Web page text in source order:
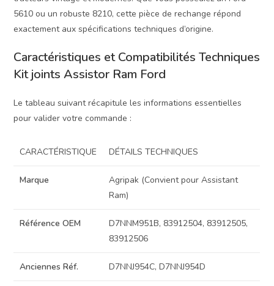
5610 ou un robuste 8210, cette pièce de rechange répond
exactement aux spécifications techniques d’origine.
Caractéristiques et Compatibilités Techniques
Kit joints Assistor Ram Ford
Le tableau suivant récapitule les informations essentielles
pour valider votre commande :
CARACTÉRISTIQUE DÉTAILS TECHNIQUES
Marque
Agripak (Convient pour Assistant
Ram)
Référence OEM
D7NNM951B, 83912504, 83912505,
83912506
Anciennes Réf. D7NNJ954C, D7NNJ954D